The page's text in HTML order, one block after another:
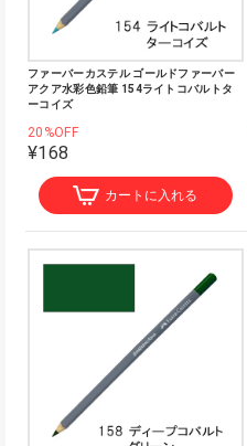
ファーバーカステル ゴールドファーバー
アクア水彩色鉛筆 154ライトコバルトタ
ーコイズ
20%OFF
¥168
カートに入れる